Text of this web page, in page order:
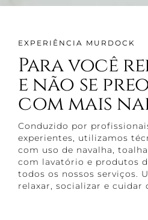
EXPERIÊNCIA MURDOCK
Para você
e não se
com mais
Conduzido por
experientes, utilizamos
com uso de navalha,
com lavatório e produtos
todos os nossos serviços.
relaxar, socializar e cuidar